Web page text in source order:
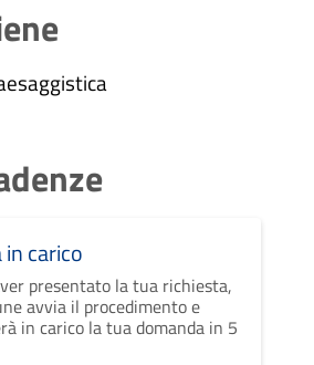
in carico
presentato la tua richiesta,
avvia il procedimento e
in carico la tua domanda in 5